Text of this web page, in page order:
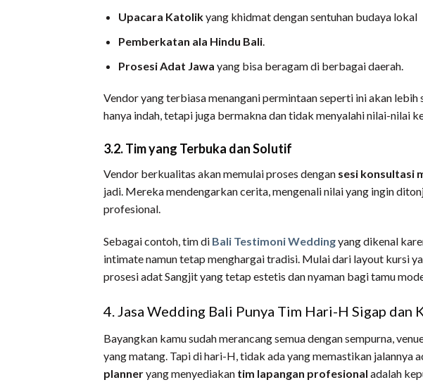
Upacara Katolikyang khidmat dengan sentuhan budaya lokal
Pemberkatan ala Hindu Bali.
Prosesi Adat Jawa yang bisa beragam di berbagai daerah.
Vendor yang terbiasa menangani permintaan seperti ini akan
hanya indah, tetapi juga bermakna dan tidak menyalahi nilai-nilai
3.2. Tim yang Terbuka dan Solutif
Vendor berkualitas akan memulai proses dengan sesi konsultasi
jadi. Mereka mendengarkan cerita, mengenali nilai yang ingin
profesional.
Sebagai contoh, tim di Bali Testimoni Weddingyangdikenal
intimate namun tetap menghargai tradisi. Mulai dari layout kursi
prosesi adat Sangjit yang tetap estetis dan nyaman bagi tamu
4. Jasa Wedding Bali Punya Tim Hari-H Sigap
Bayangkan kamu sudah merancang semua dengan sempurna,
yang matang. Tapi di hari-H, tidak ada yang memastikan jalannya
planneryang menyediakan tim lapangan profesional adalah